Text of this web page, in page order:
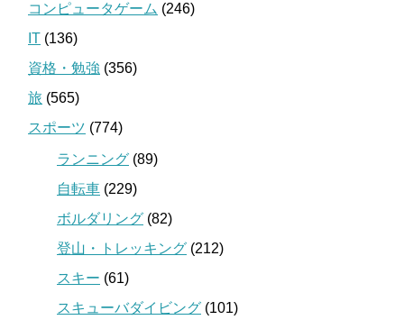
コンピュータゲーム (246)
IT (136)
資格・勉強 (356)
旅 (565)
スポーツ (774)
ランニング (89)
自転車 (229)
ボルダリング (82)
登山・トレッキング (212)
スキー (61)
スキューバダイビング (101)